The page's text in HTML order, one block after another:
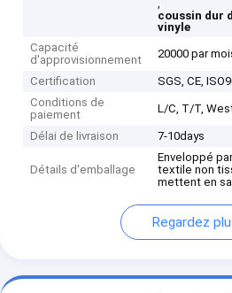
,
coussin dur
vinyle
Capacité
d'approvisionnement
20000 par
Certification
SGS, CE,
Conditions de
paiement
L/C, T/T,
Délai de livraison 7-10days
Détails d'emballage
Enveloppé
textile non
mettent en
Regardez